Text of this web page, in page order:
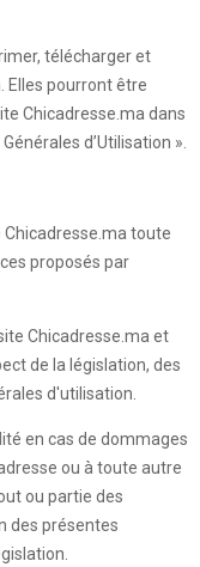
télécharger et
Elles pourront être
Chicadresse.ma dans
d’Utilisation ».
toute
proposés par
Chicadresse.ma et
de la législation, des
d'utilisation.
en cas de dommages
ou à toute autre
ou partie des
des présentes